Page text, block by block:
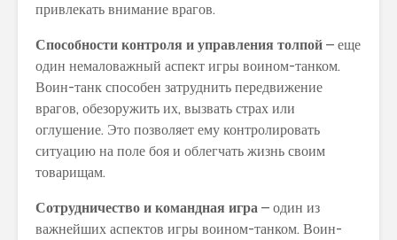
привлекать внимание врагов.
Способности контроля и управления толпой – еще
один немаловажный аспект игры воином-танком.
Воин-танк способен затруднить передвижение
врагов, обезоружить их, вызвать страх или
оглушение. Это позволяет ему контролировать
ситуацию на поле боя и облегчать жизнь своим
товарищам.
Сотрудничество и командная игра – один из
важнейших аспектов игры воином-танком. Воин-